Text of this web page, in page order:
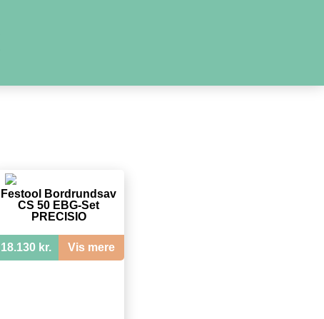
Festool Bordrundsav
CS 50 EBG-Set
PRECISIO
18.130 kr. Vis mere